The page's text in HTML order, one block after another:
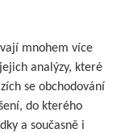
mnohem více
analýzy, které
se obchodování
do kterého
a současně i